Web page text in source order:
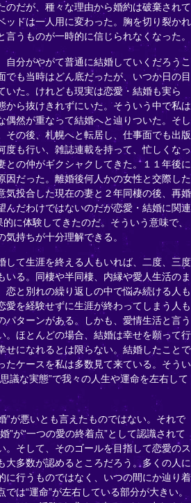
のだが、種々な理由から婚約は破棄されて
ッドは一人用に変わった。胸を切り裂かれ
うものが一時的に信じられなくなった。
自分がやがて普通に結婚していくだろうこ
でも当時はどん底だったが、いつか日の目
いた。けれども現実は恋愛・結婚も実ら
から抜けきれずにいた。そういう中で私は
偶然が重なって結婚へと辿りついた。そし
その後、札幌へと転居し、仕事面でも出版
度も行い、雑誌連載を持って、忙しくなっ
との仲がギクシャクしてきた。１１年後に
因だった。離婚後何人かの女性と交際した
気投合した現在の妻と２年同棲の後、再婚
んだわけではないのだが恋愛・結婚に関連
に体験してきたのだ。そういう意味で、
持ちが十分理解できる。
して生涯を終える人もいれば、二度、三度
いる。同棲や半同棲、内縁や愛人生活のま
恋と別れの繰り返しの中で悩み続ける人も
愛を経験せずに生涯が終わってしまう人も
パターンがある。しかも、愛情生活と言う
。ほとんどの場合、結婚は幸せを願って行
せになれるとは限らない。結婚したことで
たケースを私は多数見て来ている。そうい
議な実態”で我々の人生や運命を左右して
”が悪いとも言えたものではない。それで
”が“一つの愛の終着点”として認識されて
。そして、そのゴールを目指して恋愛のス
大多数が認めるところだろう。多くの人に
に行うものではなく、いつの間にか辿り着
は“運命”が左右している部分が大きい。